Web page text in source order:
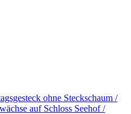
ohne Steckschaum /​
auf Schloss Seehof /​